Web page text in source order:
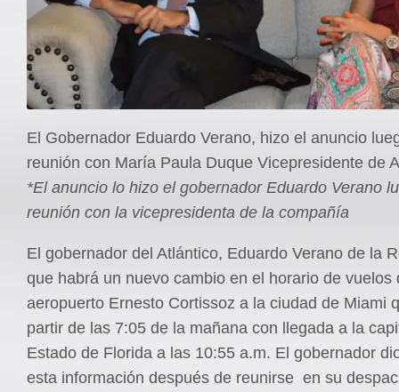
Registro ISSN: 2711-3299
El Gobernador Eduardo Verano, hizo el anuncio
reunión con María Paula Duque Vicepresidente de
*El anuncio lo hizo el gobernador Eduardo Verano
reunión con la vicepresidenta de la compañía
El gobernador del Atlántico, Eduardo Verano de la
que habrá un nuevo cambio en el horario de vuelos
aeropuerto Ernesto Cortissoz a la ciudad de Miami
partir de las 7:05 de la mañana con llegada a la
Estado de Florida a las 10:55 a.m. El gobernador
esta información después de reunirse en su